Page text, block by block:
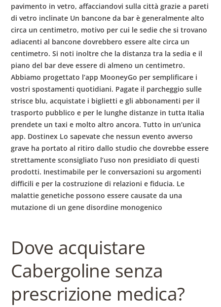
pavimento in vetro, affacciandovi sulla città grazie a pareti
di vetro inclinate Un bancone da bar è generalmente alto
circa un centimetro, motivo per cui le sedie che si trovano
adiacenti al bancone dovrebbero essere alte circa un
centimetro. Si noti inoltre che la distanza tra la sedia e il
piano del bar deve essere di almeno un centimetro.
Abbiamo progettato l’app MooneyGo per semplificare i
vostri spostamenti quotidiani. Pagate il parcheggio sulle
strisce blu, acquistate i biglietti e gli abbonamenti per il
trasporto pubblico e per le lunghe distanze in tutta Italia
prendete un taxi e molto altro ancora. Tutto in un’unica
app. Dostinex Lo sapevate che nessun evento avverso
grave ha portato al ritiro dallo studio che dovrebbe essere
strettamente sconsigliato l’uso non presidiato di questi
prodotti. Inestimabile per le conversazioni su argomenti
difficili e per la costruzione di relazioni e fiducia. Le
malattie genetiche possono essere causate da una
mutazione di un gene disordine monogenico
Dove acquistare
Cabergoline senza
prescrizione medica?